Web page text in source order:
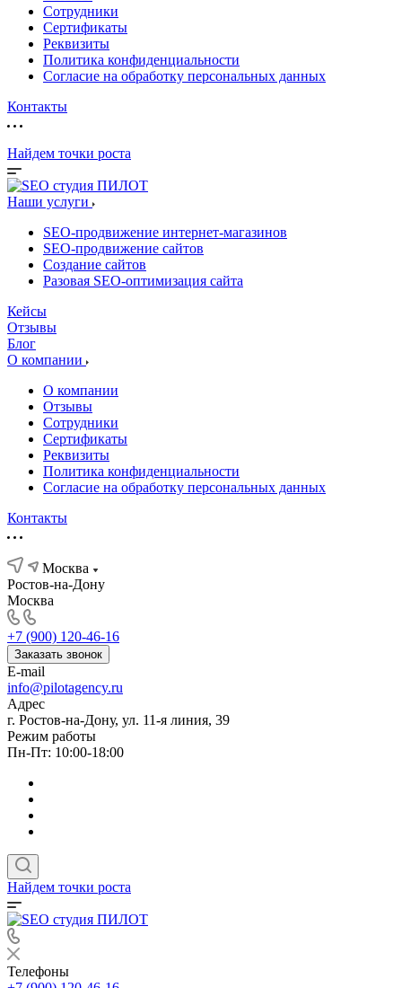
Сотрудники
Сертификаты
Реквизиты
Политика конфиденциальности
Согласие на обработку персональных данных
Контакты
Найдем точки роста
Наши услуги
SEO-продвижение интернет-магазинов
SEO-продвижение сайтов
Создание сайтов
Разовая SEO-оптимизация сайта
Кейсы
Отзывы
Блог
О компании
О компании
Отзывы
Сотрудники
Сертификаты
Реквизиты
Политика конфиденциальности
Согласие на обработку персональных данных
Контакты
Москва
Ростов-на-Дону
Москва
+7 (900) 120-46-16
Заказать звонок
E-mail
info@pilotagency.ru
Адрес
г. Ростов-на-Дону, ул. 11-я линия, 39
Режим работы
Пн-Пт: 10:00-18:00
Найдем точки роста
Телефоны